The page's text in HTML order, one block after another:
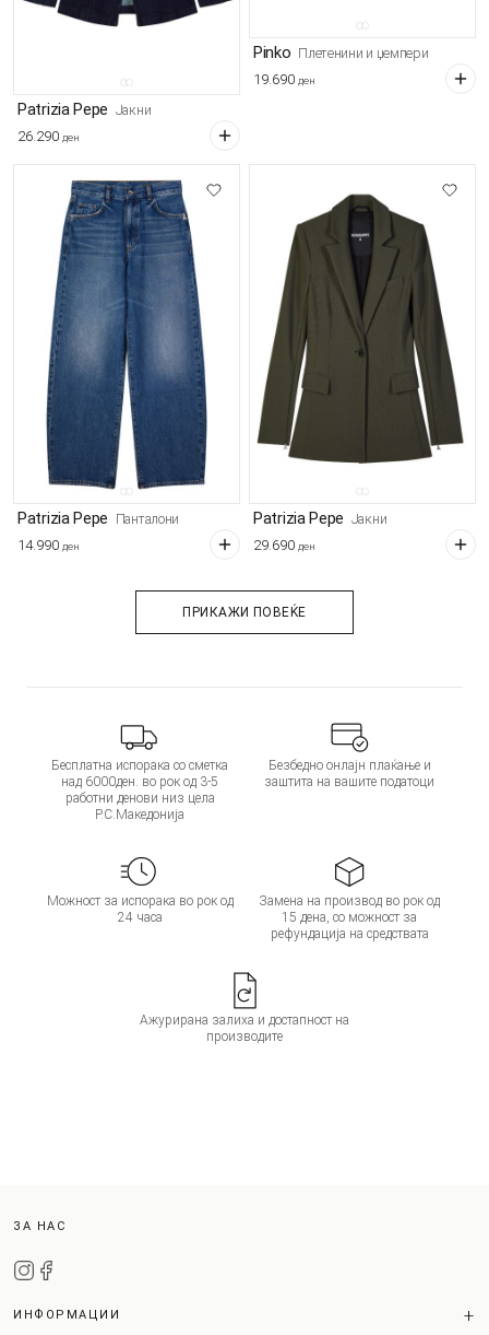
Patrizia Pepe Јакни
26.290 ден
Pinko Плетенини и џемпери
19.690 ден
Patrizia Pepe Панталони
14.990 ден
Patrizia Pepe Јакни
29.690 ден
ПРИКАЖИ ПОВЕЌЕ
Бесплатна испорака со сметка
над 6000ден. во рок од 3-5
работни денови низ цела
Р.С.Македонија
Безбедно онлајн плаќање и
заштита на вашите податоци
Можност за испорака во рок од
24 часа
Замена на производ во рок од
15 дена, со можност за
рефундација на средствата
Ажурирана залиха и достапност на
производите
ЗА НАС
ИНФОРМАЦИИ